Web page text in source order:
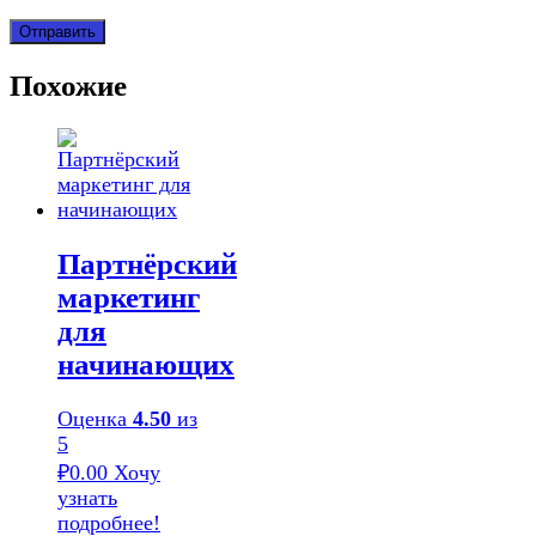
Похожие
Партнёрский
маркетинг
для
начинающих
Оценка 4.50 из
5
₽0.00 Хочу
узнать
подробнее!